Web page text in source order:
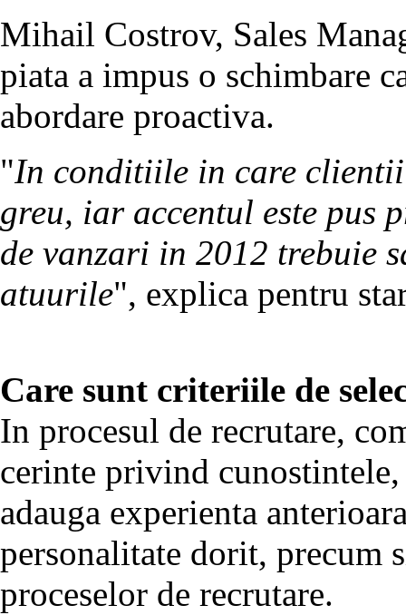
Mihail Costrov, Sales
piata a impus o schimbare
abordare proactiva.
"In conditiile in care
greu, iar accentul este pus
de vanzari in 2012 trebuie
atuurile", explica pentru
Care sunt criteriile de
In procesul de recrutare,
cerinte privind
adauga experienta
personalitate dorit, precum
proceselor de recrutare.